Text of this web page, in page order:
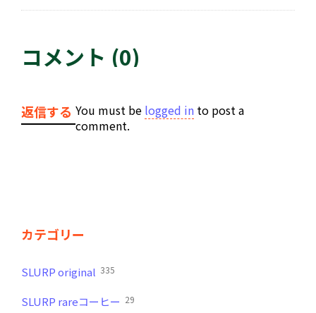
コメント (0)
返信する You must be logged in to post a
comment.
カテゴリー
SLURP original 335
SLURP rareコーヒー 29